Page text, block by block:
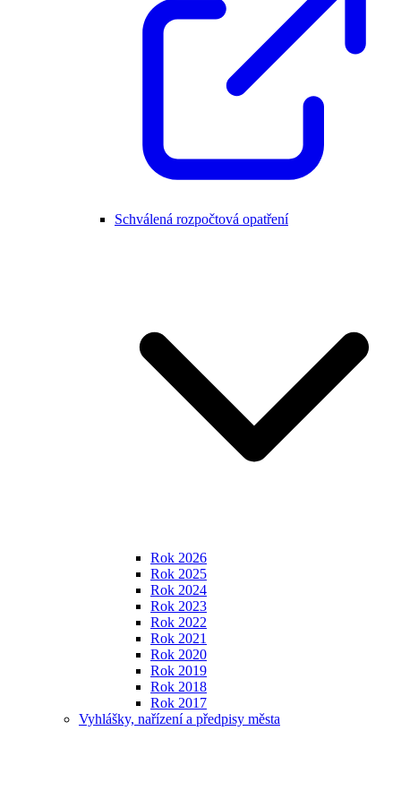
Schválená rozpočtová opatření
Rok 2026
Rok 2025
Rok 2024
Rok 2023
Rok 2022
Rok 2021
Rok 2020
Rok 2019
Rok 2018
Rok 2017
Vyhlášky, nařízení a předpisy města